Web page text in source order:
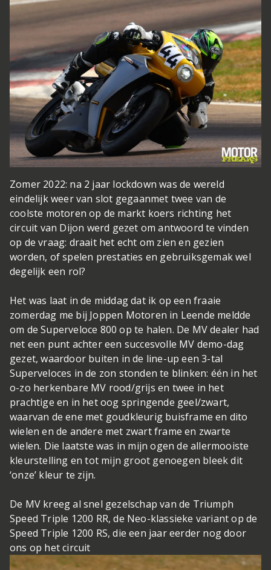
Zomer 2022: na 2 jaar lockdown was de wereld
eindelijk weer van slot gegaanmet twee van de
coolste motoren op de markt koers richting het
circuit van Dijon werd gezet om antwoord te vinden
op de vraag: draait het echt om zien en gezien
worden, of spelen prestaties en gebruiksgemak wel
degelijk een rol?
Het was laat in de middag dat ik op een fraaie
zomerdag me bij Joppen Motoren in Leende meldde
om de Superveloce 800 op te halen. De MV dealer had
net een punt achter een succesvolle MV demo-dag
gezet, waardoor buiten in de line-up een 3-tal
Superveloces in de zon stonden te blinken: één in het
o-zo herkenbare MV rood/grijs en twee in het
prachtige en in het oog springende geel/zwart,
waarvan de ene met goudkleurig buisframe en dito
wielen en de andere met zwart frame en zwarte
wielen. Die laatste was in mijn ogen de allermooiste
kleurstelling en tot mijn groot genoegen bleek dit
‘onze’ kleur te zijn.
De MV kreeg al snel gezelschap van de Triumph
Speed Triple 1200 RR, de Neo-klassieke variant op de
Speed Triple 1200 RS, die een jaar eerder nog door
ons op het circuit